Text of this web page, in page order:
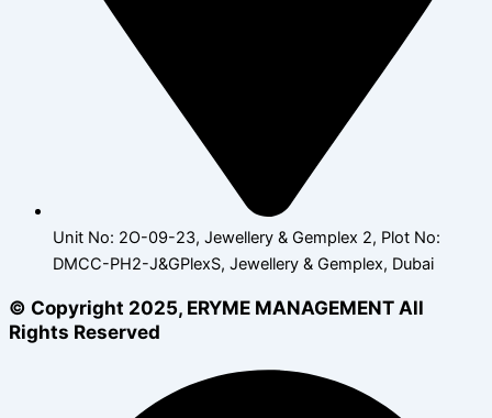
Unit No: 2O-09-23, Jewellery & Gemplex 2, Plot No:
DMCC-PH2-J&GPlexS, Jewellery & Gemplex, Dubai
© Copyright 2025, ERYME MANAGEMENT All
Rights Reserved